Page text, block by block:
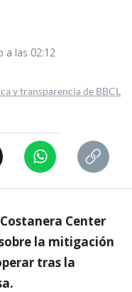
a las 02:12
y transparencia de BBCL
Center
la mitigación
tras la